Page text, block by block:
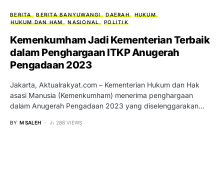
BERITA BERITA BANYUWANGI DAERAH
HUKUM
HUKUM DAN HAM
NASIONAL POLITIK
Kemenkumham Jadi Kementerian Terbaik
dalam Penghargaan ITKP Anugerah
Pengadaan 2023
Jakarta, Aktualrakyat.com – Kementerian Hukum dan Hak
asasi Manusia (Kemenkumham) menerima penghargaan
dalam Anugerah Pengadaan 2023 yang diselenggarakan…
BY M SALEH 288 VIEWS